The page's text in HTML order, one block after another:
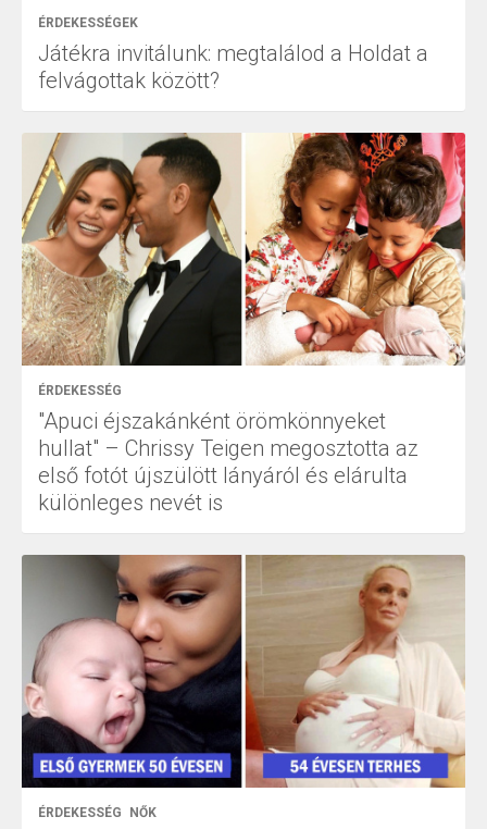
ÉRDEKESSÉGEK
Játékra invitálunk: megtalálod a Holdat a
felvágottak között?
ÉRDEKESSÉG
"Apuci éjszakánként örömkönnyeket
hullat" – Chrissy Teigen megosztotta az
első fotót újszülött lányáról és elárulta
különleges nevét is
ÉRDEKESSÉG NŐK